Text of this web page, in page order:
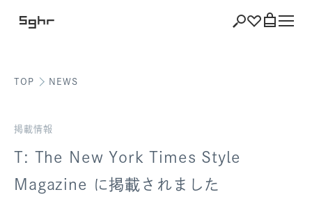
ショッピング
注文履歴
TOP NEWS
掲載情報
T: The New York Times Style
Magazine に掲載されました